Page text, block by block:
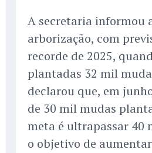
A secretaria informou
arborização, com
recorde de 2025,
plantadas 32 mil
declarou que, em
de 30 mil mudas
meta é ultrapassar 40
o objetivo de